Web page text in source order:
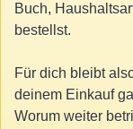
Buch,
bestellst.
Für dich bleibt
deinem Einkauf
Worum weiter